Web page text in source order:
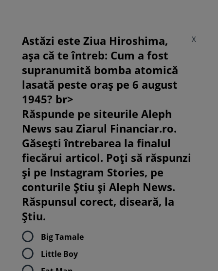
X
Astăzi este Ziua Hiroshima,
așa că te întreb: Cum a fost
supranumită bomba atomică
lasată peste oraș pe 6 august
1945? br>
Răspunde pe siteurile Aleph
News sau Ziarul Financiar.ro.
Găsești întrebarea la finalul
fiecărui articol. Poți să răspunzi
și pe Instagram Stories, pe
conturile Știu și Aleph News.
Răspunsul corect, diseară, la
Știu.
Big Tamale
Little Boy